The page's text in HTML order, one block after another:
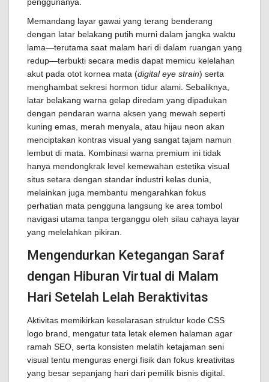
Memandang layar gawai yang terang benderang
dengan latar belakang putih murni dalam jangka waktu
lama—terutama saat malam hari di dalam ruangan yang
redup—terbukti secara medis dapat memicu kelelahan
akut pada otot kornea mata (digital eye strain) serta
menghambat sekresi hormon tidur alami. Sebaliknya,
latar belakang warna gelap diredam yang dipadukan
dengan pendaran warna aksen yang mewah seperti
kuning emas, merah menyala, atau hijau neon akan
menciptakan kontras visual yang sangat tajam namun
lembut di mata. Kombinasi warna premium ini tidak
hanya mendongkrak level kemewahan estetika visual
situs setara dengan standar industri kelas dunia,
melainkan juga membantu mengarahkan fokus
perhatian mata pengguna langsung ke area tombol
navigasi utama tanpa terganggu oleh silau cahaya layar
yang melelahkan pikiran.
Mengendurkan Ketegangan Saraf
dengan Hiburan Virtual di Malam
Hari Setelah Lelah Beraktivitas
Aktivitas memikirkan keselarasan struktur kode CSS
logo brand, mengatur tata letak elemen halaman agar
ramah SEO, serta konsisten melatih ketajaman seni
visual tentu menguras energi fisik dan fokus kreativitas
yang besar sepanjang hari dari pemilik bisnis digital.